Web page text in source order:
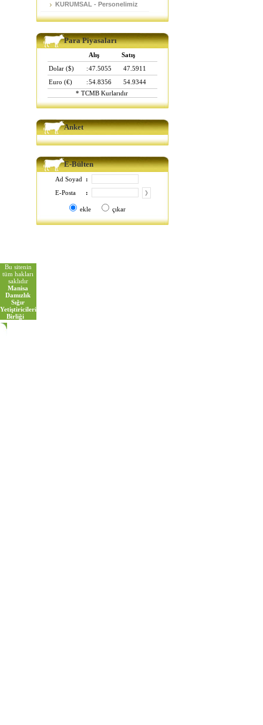
KURUMSAL - Personelimiz
Para Piyasaları
Alış
Satış
Dolar ($)
: 47.5055
47.5911
Euro (€)
: 54.8356
54.9344
* TCMB Kurlarıdır
Anket
E-Bülten
Ad Soyad
:
E-Posta
:
ekle çıkar
Bu sitenin
tüm hakları
saklıdır
Manisa
Damızlık
Sığır
Yetiştiricileri
Birliği